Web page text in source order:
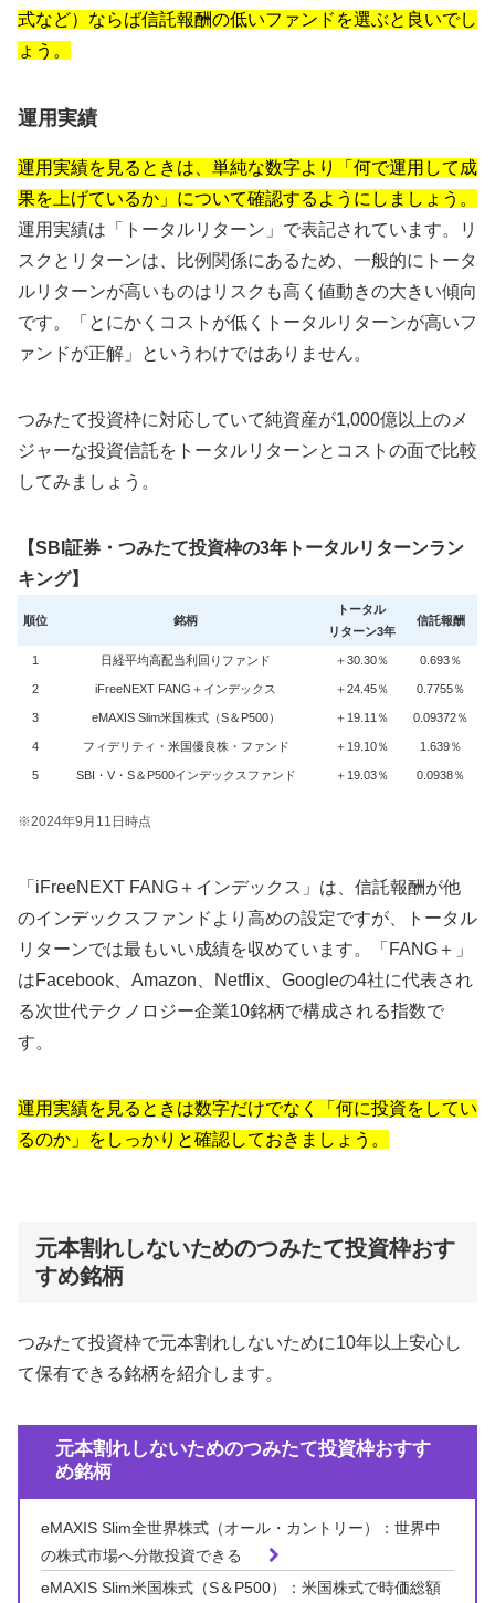
式など）ならば信託報酬の低いファンドを選ぶと良いでし
ょう。
運用実績
運用実績を見るときは、単純な数字より「何で運用して成
果を上げているか」について確認するようにしましょう。
運用実績は「トータルリターン」で表記されています。リ
スクとリターンは、比例関係にあるため、一般的にトータ
ルリターンが高いものはリスクも高く値動きの大きい傾向
です。「とにかくコストが低くトータルリターンが高いフ
ァンドが正解」というわけではありません。
つみたて投資枠に対応していて純資産が1,000億以上のメ
ジャーな投資信託をトータルリターンとコストの面で比較
してみましょう。
【SBI証券・つみたて投資枠の3年トータルリターンラン
キング】
順位 銘柄
トータル
リターン3年
信託報酬
1 日経平均高配当利回りファンド ＋30.30％ 0.693％
2 iFreeNEXT FANG＋インデックス ＋24.45％ 0.7755％
3 eMAXIS Slim米国株式（S＆P500） ＋19.11％ 0.09372％
4 フィデリティ・米国優良株・ファンド ＋19.10％ 1.639％
5 SBI・V・S＆P500インデックスファンド ＋19.03％ 0.0938％
※2024年9月11日時点
「iFreeNEXT FANG＋インデックス」は、信託報酬が他
のインデックスファンドより高めの設定ですが、トータル
リターンでは最もいい成績を収めています。「FANG＋」
はFacebook、Amazon、Netflix、Googleの4社に代表され
る次世代テクノロジー企業10銘柄で構成される指数で
す。
運用実績を見るときは数字だけでなく「何に投資をしてい
るのか」をしっかりと確認しておきましょう。
元本割れしないためのつみたて投資枠おす
すめ銘柄
つみたて投資枠で元本割れしないために10年以上安心し
て保有できる銘柄を紹介します。
元本割れしないためのつみたて投資枠おすす
め銘柄
eMAXIS Slim全世界株式（オール・カントリー）：世界中
の株式市場へ分散投資できる
eMAXIS Slim米国株式（S＆P500）：米国株式で時価総額